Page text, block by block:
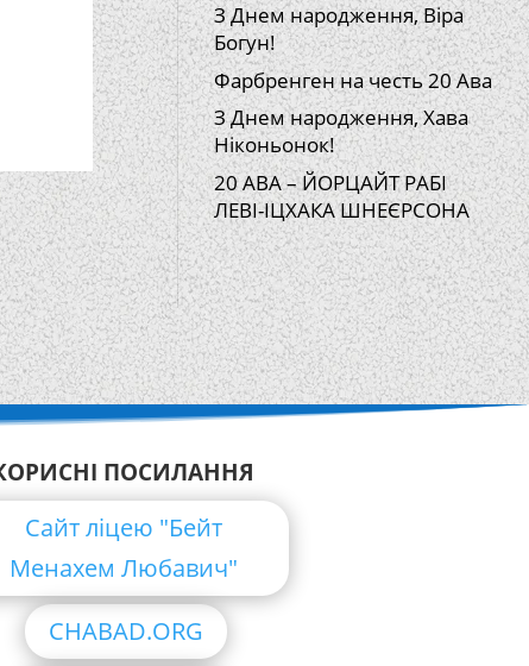
З Днем народження, Віра
Богун!
Фарбренген на честь 20 Ава
З Днем народження, Хава
Ніконьонок!
20 АВА – ЙОРЦАЙТ РАБІ
ЛЕВІ-ІЦХАКА ШНЕЄРСОНА
ПОСИЛАННЯ
Сайт ліцею "Бейт
Менахем Любавич"
CHABAD.ORG